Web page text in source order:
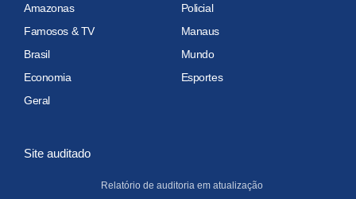
Amazonas
Policial
Famosos & TV
Manaus
Brasil
Mundo
Economia
Esportes
Geral
Site auditado
Relatório de auditoria em atualização